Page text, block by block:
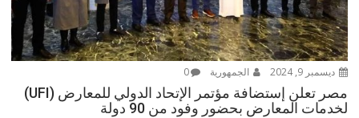
ديسمبر 9, 2024 الجمهورية 0
مصر تعلن إستضافة مؤتمر الإتحاد الدولي للمعارض (UFI)
لخدمات المعارض بحضور وفود من 90 دولة